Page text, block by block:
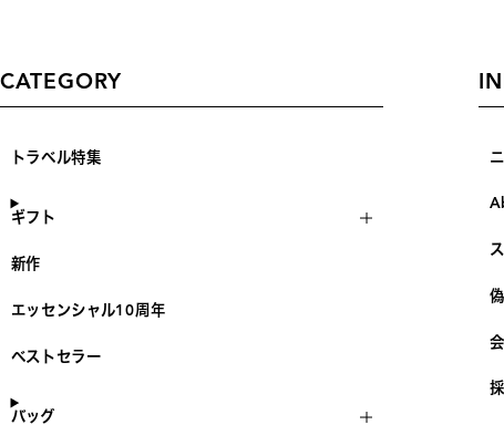
CATEGORY
トラベル特集
ギフト
新作
エッセンシャル10周年
ベストセラー
バッグ